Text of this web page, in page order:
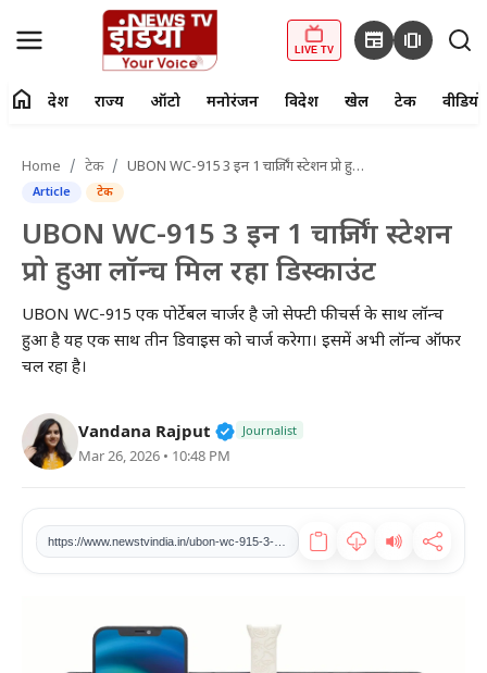
LIVE TV newspaper amp_stories
Home
देश
राज्य
ऑटो
मनोरंजन
विदेश
home देश राज्य ऑटो मनोरंजन विदेश खेल टेक वीडियो
Home टेक UBON WC-915 3 इन 1 चार्जिंग स्टेशन प्रो हुआ लॉन्च मिल रहा डिस्काउंट
Article टेक
UBON WC-915 3 इन 1 चार्जिंग स्टेशन
प्रो हुआ लॉन्च मिल रहा डिस्काउंट
UBON WC-915 एक पोर्टेबल चार्जर है जो सेफ्टी फीचर्स के साथ लॉन्च
हुआ है यह एक साथ तीन डिवाइस को चार्ज करेगा। इसमें अभी लॉन्च ऑफर
चल रहा है।
Vandana Rajput Verified Public Figure • 27
Journalist
Mar 26, 2026 • 10:48 PM